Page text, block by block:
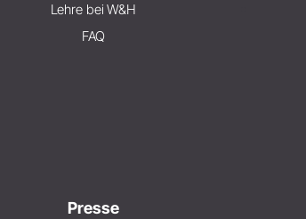
Lehre bei W&H
FAQ
Presse